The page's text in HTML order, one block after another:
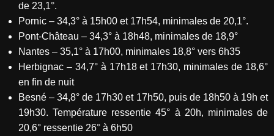
de 23,1°.
Pornic – 34,3° à 15h00 et 17h54, minimales de 20,1°.
Pont-Château – 34,3° à 18h48, minimales de 18,9°
Nantes – 35,1° à 17h00, minimales 18,8° vers 6h35
Herbignac – 34,7° à 17h18 et 17h30, minimales de 18,6°
en fin de nuit
Besné – 34,8° de 17h30 et 17h50, puis de 18h50 à 19h et
19h30. Température ressentie 45° à 20h, minimales de
20,6° ressentie 26° à 6h50